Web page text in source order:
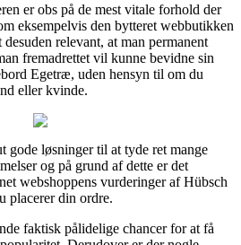
er obs på de mest vitale forhold der
eksempelvis den bytteret webbutikken
relevant, at man permanent
fremadrettet vil kunne bevidne sin
Egetræ, uden hensyn til om du
eller kvinde.
gode løsninger til at tyde ret mange
og på grund af dette er det
webshoppens vurderinger af Hübsch
placerer din ordre.
faktisk pålidelige chancer for at få